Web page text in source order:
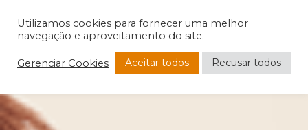
Utilizamos cookies para fornecer uma melhor
navegação e aproveitamento do site.
Gerenciar Cookies Aceitar todos Recusar todos